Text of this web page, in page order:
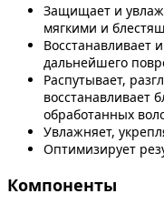
Защищает и
мягкими и
дальнейшего
Распутывает,
восстанавливает
обработанных
Увлажняет,
Оптимизирует
Компоненты